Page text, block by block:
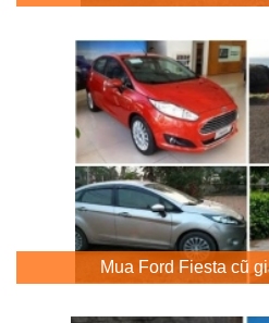
Mua Ford Fiesta cũ